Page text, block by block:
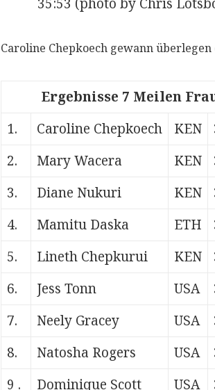
Caroline Chepkoech gewann überlegen
Ergebnisse 7 Meilen
1.
Caroline Chepkoech KEN
2.
Mary Wacera KEN
3.
Diane Nukuri KEN
4.
Mamitu Daska ETH
5.
Lineth Chepkurui KEN
6.
Jess Tonn USA
7.
Neely Gracey USA
8.
Natosha Rogers USA
9 .
Dominique Scott USA